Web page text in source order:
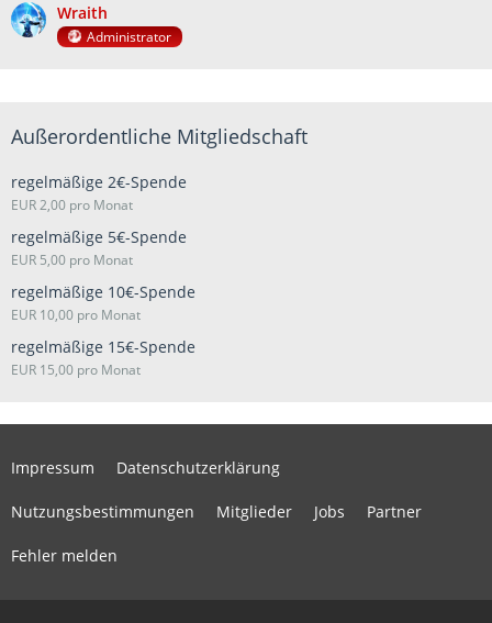
Wraith
Administrator
Außerordentliche Mitgliedschaft
regelmäßige 2€-Spende
EUR 2,00 pro Monat
regelmäßige 5€-Spende
EUR 5,00 pro Monat
regelmäßige 10€-Spende
EUR 10,00 pro Monat
regelmäßige 15€-Spende
EUR 15,00 pro Monat
Impressum Datenschutzerklärung
Nutzungsbestimmungen Mitglieder Jobs Partner
Fehler melden